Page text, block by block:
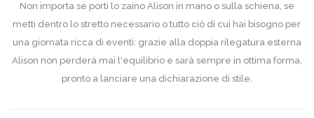
Non importa se porti lo zaino Alison in mano o sulla schiena, se
metti dentro lo stretto necessario o tutto ciò di cui hai bisogno per
una giornata ricca di eventi: grazie alla doppia rilegatura esterna
Alison non perderà mai l'equilibrio e sarà sempre in ottima forma,
pronto a lanciare una dichiarazione di stile.